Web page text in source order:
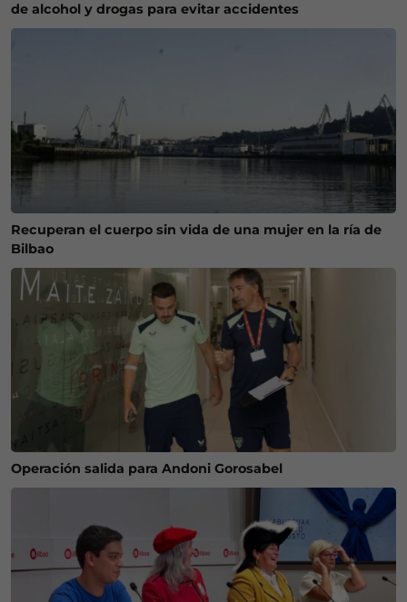
de alcohol y drogas para evitar accidentes
Recuperan el cuerpo sin vida de una mujer en la ría de
Bilbao
Operación salida para Andoni Gorosabel